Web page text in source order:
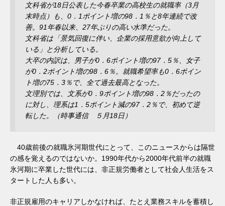
文科省が18日公表した今春卒業の高校生の就職率（3月
末時点）も、0．1ポイント増の98．1％と8年連続で改
善。91年春以来、27年ぶりの高い水準だった。
文科省は「景気回復に伴い、企業の採用意欲が向上して
いる」と分析している。
大卒の内訳は、男子が0．6ポイント増の97．5％、女子
が0．2ポイント増の98．6％。就職希望率も0．6ポイン
ト増の75．3％で、全て過去最高となった。
文理別では、文系が0．9ポイント増の98．2％だったの
に対し、理系は1．5ポイント減の97．2％で、初めて逆
転した。（時事通信 ５月18日）
40歳前後の就職氷河期世代にとって、このニュースからは隔世
の感を覚えるのではないか。1990年代から2000年代前半の就職
氷河期に卒業した世代には、非正規労働者として社会人生活をス
タートした人も多い。
非正規雇用のキャリアしかなければ、たとえ業務スキルを蓄積し